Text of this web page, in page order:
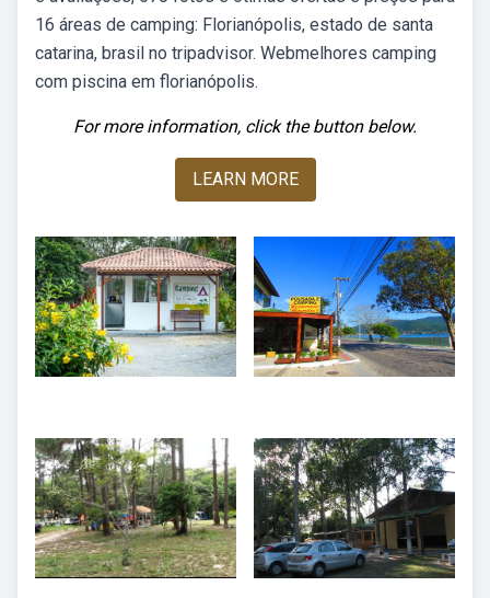
16 áreas de camping: Florianópolis, estado de santa
catarina, brasil no tripadvisor. Webmelhores camping
com piscina em florianópolis.
For more information, click the button below.
LEARN MORE